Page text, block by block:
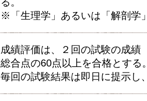
※「生理学」あるいは「解剖学
成績評価は、２回の試験の成績
総合点の60点以上を合格とする
毎回の試験結果は即日に提示し